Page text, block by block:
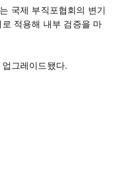
국제 부직포협회의 변기
적용해 내부 검증을 마
그레이드됐다.